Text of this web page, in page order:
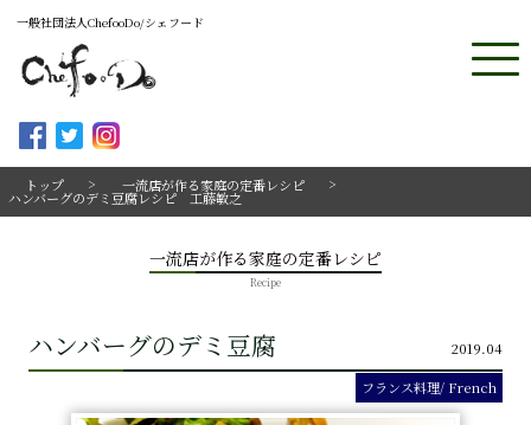
一般社団法人ChefooDo/シェフード
トップ 一流店が作る家庭の定番レシピ
ハンバーグのデミ豆腐レシピ 工藤敏之
一流店が作る家庭の定番レシピ
Recipe
ハンバーグのデミ豆腐 2019.04
フランス料理/ French